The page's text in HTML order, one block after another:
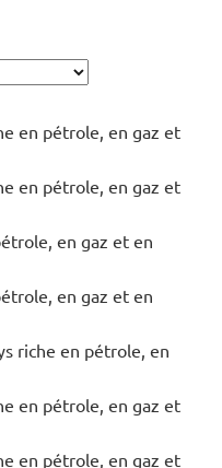
en pétrole, en gaz et
en pétrole, en gaz et
en gaz et en
en gaz et en
riche en pétrole, en
en pétrole, en gaz et
en pétrole, en gaz et